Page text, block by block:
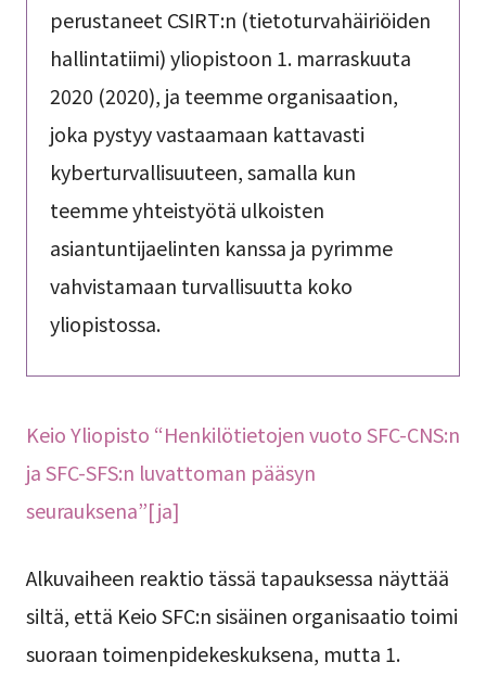
perustaneet CSIRT:n (tietoturvahäiriöiden
hallintatiimi) yliopistoon 1. marraskuuta
2020 (2020), ja teemme organisaation,
joka pystyy vastaamaan kattavasti
kyberturvallisuuteen, samalla kun
teemme yhteistyötä ulkoisten
asiantuntijaelinten kanssa ja pyrimme
vahvistamaan turvallisuutta koko
yliopistossa.
Keio Yliopisto “Henkilötietojen vuoto SFC-CNS:n
ja SFC-SFS:n luvattoman pääsyn
seurauksena”[ja]
Alkuvaiheen reaktio tässä tapauksessa näyttää
siltä, että Keio SFC:n sisäinen organisaatio toimi
suoraan toimenpidekeskuksena, mutta 1.